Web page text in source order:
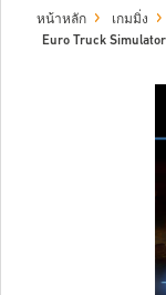
navigation
หน้าหลัก เกมมิ่ง
Euro Truck